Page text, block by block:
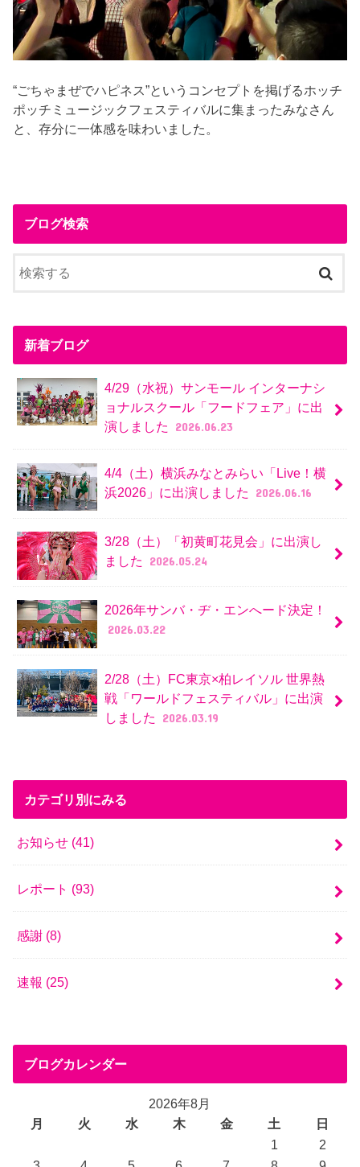
“ごちゃまぜでハピネス”というコンセプトを掲げるホッチ
ポッチミュージックフェスティバルに集まったみなさん
と、存分に一体感を味わいました。
ブログ検索
新着ブログ
4/29（水祝）サンモール インターナシ
ョナルスクール「フードフェア」に出
演しました
2026.06.23
4/4（土）横浜みなとみらい「Live！横
浜2026」に出演しました
2026.06.16
3/28（土）「初黄町花見会」に出演し
ました
2026.05.24
2026年サンバ・ヂ・エンへード決定！
2026.03.22
2/28（土）FC東京×柏レイソル 世界熱
戦「ワールドフェスティバル」に出演
しました
2026.03.19
カテゴリ別にみる
お知らせ (41)
レポート (93)
感謝 (8)
速報 (25)
ブログカレンダー
2026年8月
月
火 水 木 金 土
日
1
2